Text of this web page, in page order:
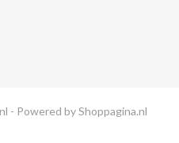
Powered by Shoppagina.nl